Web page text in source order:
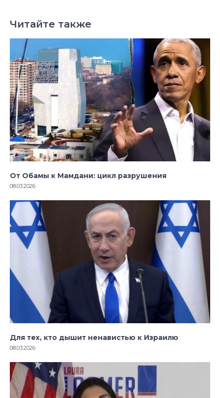
Читайте также
От Обамы к Мамдани: цикл разрушения
08.03.2026
Для тех, кто дышит ненавистью к Израилю
08.03.2026